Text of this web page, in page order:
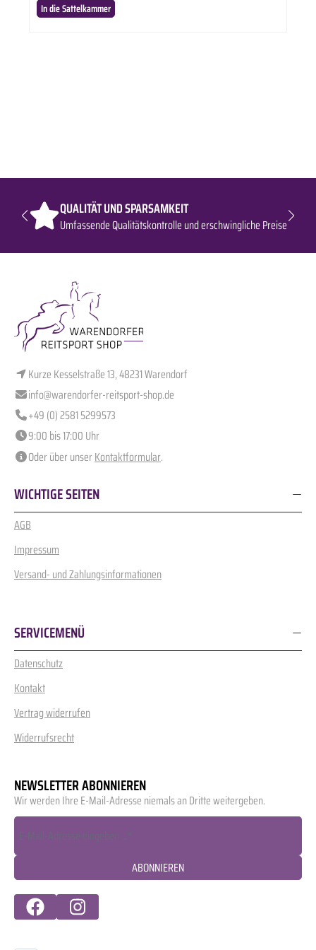
optimalen Komfort zu gewährleisten. Ideal um es drunter oder drüber zu tragen.
In die Sattelkammer
QUALITÄT UND SPARSAMKEIT
Umfassende Qualitätskontrolle und erschwingliche Preise
Kurze Kesselstraße 13, 48231 Warendorf
info@warendorfer-reitsport-shop.de
+49 (0) 2581 5299573
9:00 bis 17:00 Uhr
Oder über unserKontaktformular.
WICHTIGE SEITEN
AGB
Impressum
Versand- und Zahlungsinformationen
SERVICEMENÜ
Datenschutz
Kontakt
Vertrag widerrufen
Widerrufsrecht
NEWSLETTER ABONNIEREN
Wir werden Ihre E-Mail-Adresse niemals an Dritte weitergeben.
ABONNIEREN